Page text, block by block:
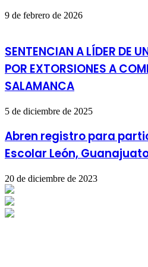
9 de febrero de 2026
SENTENCIAN A LÍDER DE
POR EXTORSIONES A
SALAMANCA
5 de diciembre de 2025
Abren registro para
Escolar León,
20 de diciembre de 2023